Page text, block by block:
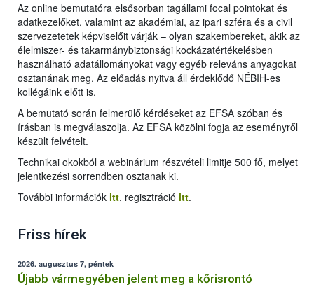
Az online bemutatóra elsősorban tagállami focal pointokat és
adatkezelőket, valamint az akadémiai, az ipari szféra és a civil
szervezetetek képviselőit várják – olyan szakembereket, akik az
élelmiszer- és takarmánybiztonsági kockázatértékelésben
használható adatállományokat vagy egyéb releváns anyagokat
osztanának meg. Az előadás nyitva áll érdeklődő NÉBIH-es
kollégáink előtt is.
A bemutató során felmerülő kérdéseket az EFSA szóban és
írásban is megválaszolja. Az EFSA közölni fogja az eseményről
készült felvételt.
Technikai okokból a webinárium részvételi limitje 500 fő, melyet
jelentkezési sorrendben osztanak ki.
További információk itt, regisztráció itt.
Friss hírek
2026. augusztus 7, péntek
Újabb vármegyében jelent meg a kőrisrontó